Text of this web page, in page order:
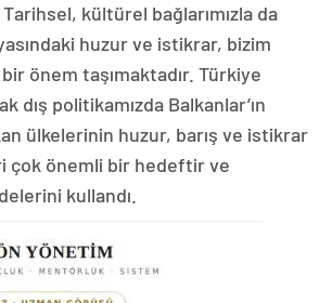
kültürel bağlarımızla da
huzur ve istikrar, bizim
bir önem taşımaktadır. Türkiye
dış politikamızda Balkanlar’ın
ülkelerinin huzur, barış ve istikrar
çok önemli bir hedeftir ve
kullandı.